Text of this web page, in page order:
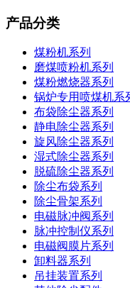
产品分类
煤粉机系列
磨煤喷粉机系列
煤粉燃烧器系列
锅炉专用喷煤机系
布袋除尘器系列
静电除尘器系列
旋风除尘器系列
湿式除尘器系列
脱硫除尘器系列
除尘布袋系列
除尘骨架系列
电磁脉冲阀系列
脉冲控制仪系列
电磁阀膜片系列
卸料器系列
吊挂装置系列